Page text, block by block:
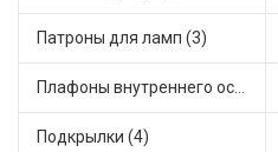
Патроны для ламп (3)
Плафоны внутреннего освещения (1)
Подкрылки (4)